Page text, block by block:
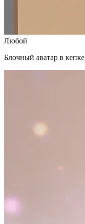
Любой
Блочный аватар в кепке